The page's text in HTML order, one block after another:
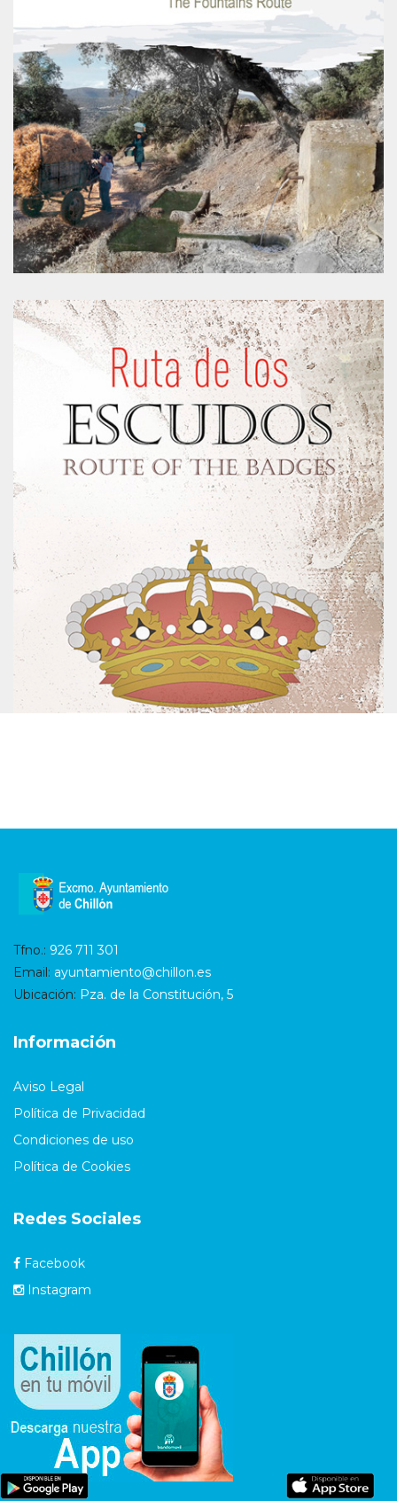
Tfno.: 926 711 301
Email: ayuntamiento@chillon.es
Ubicación: Pza. de la Constitución, 5
Información
Aviso Legal
Política de Privacidad
Condiciones de uso
Política de Cookies
Redes Sociales
Facebook
Instagram